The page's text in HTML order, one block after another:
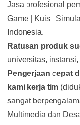
Jasa profesional
Game | Kuis |
Indonesia.
Ratusan produk
universitas,
Pengerjaan cepat
kami kerja tim
sangat
Multimedia dan